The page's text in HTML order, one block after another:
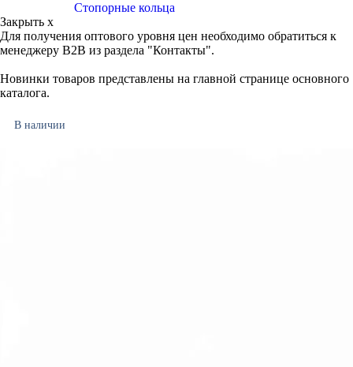
Стопорные кольца
Закрыть x
Для получения оптового уровня цен необходимо обратиться к
менеджеру B2B из раздела "Контакты".
Новинки товаров представлены на главной странице основного
каталога.
В наличии